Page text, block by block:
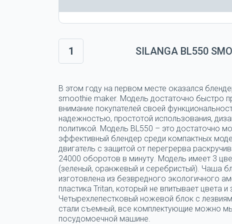
1 SILANGA BL550
В этом году на первом месте оказался
smoothie maker. Модель достаточно быстро
внимание покупателей своей
надежностью, простотой использования,
политикой. Модель BL550 – это достаточно
эффективный блендер среди компактных
двигатель с защитой от перегрерва
24000 оборотов в минуту. Модель имеет 3
(зеленый, оранжевый и серебристый). Чаша
изготовлена из безвредного экологичного
пластика Tritan, который не впитывает цвета и
Четырехлепестковый ножевой блок с
стали съемный, все комплектующие можно
посудомоечной машине.